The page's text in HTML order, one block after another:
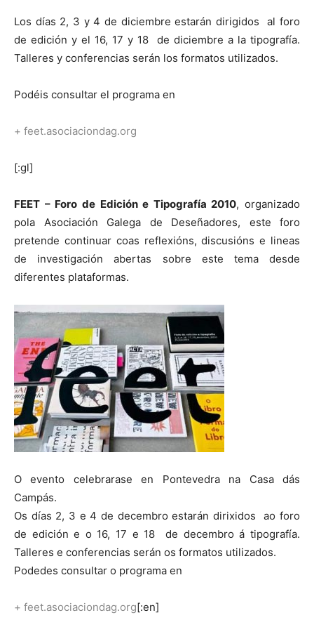
Los días 2, 3 y 4 de diciembre estarán dirigidos al foro
de edición y el 16, 17 y 18 de diciembre a la tipografía.
Talleres y conferencias serán los formatos utilizados.
Podéis consultar el programa en
+ feet.asociaciondag.org
[:gl]
FEET – Foro de Edición e Tipografía 2010, organizado
pola Asociación Galega de Deseñadores, este foro
pretende continuar coas reflexións, discusións e lineas
de investigación abertas sobre este tema desde
diferentes plataformas.
O evento celebrarase en Pontevedra na Casa dás
Campás.
Os días 2, 3 e 4 de decembro estarán dirixidos ao foro
de edición e o 16, 17 e 18 de decembro á tipografía.
Talleres e conferencias serán os formatos utilizados.
Podedes consultar o programa en
+ feet.asociaciondag.org[:en]